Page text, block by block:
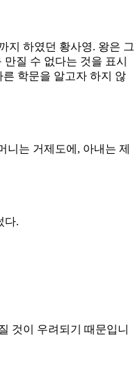
지 하였던 황사영. 왕은 그
질 수 없다는 것을 표시
학문을 알고자 하지 않
니는 거제도에, 아내는 제
다.
것이 우려되기 때문입니